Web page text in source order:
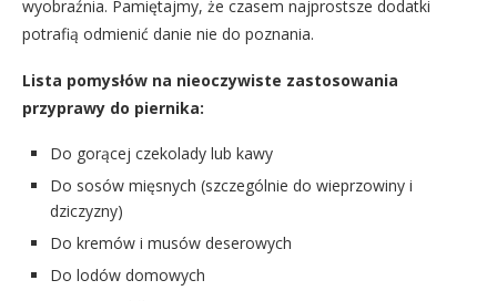
wyobraźnia. Pamiętajmy, że czasem najprostsze dodatki
potrafią odmienić danie nie do poznania.
Lista pomysłów na nieoczywiste zastosowania
przyprawy do piernika:
Do gorącej czekolady lub kawy
Do sosów mięsnych (szczególnie do wieprzowiny i
dziczyzny)
Do kremów i musów deserowych
Do lodów domowych